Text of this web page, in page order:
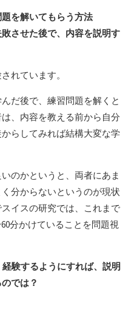
を解いてもらう方法
させた後で、内容を説明す
れています。
だ後で、練習問題を解くと
、内容を教える前から自分
らしてみれば結構大変な学
のかというと、両者にあま
分からないというのが現状
イスの研究では、これまで
分かけていることを問題視
験するようにすれば、説明
では？